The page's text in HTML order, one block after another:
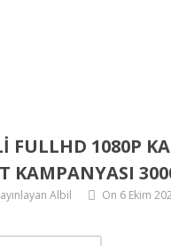
FULLHD 1080P
KAMPANYASI
Albil On 6 Ekim